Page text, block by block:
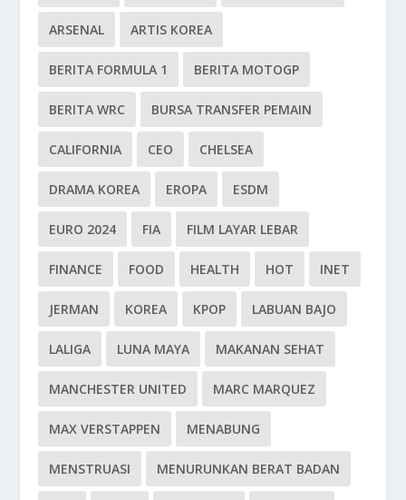
ARSENAL ARTIS KOREA
BERITA FORMULA 1 BERITA MOTOGP
BERITA WRC BURSA TRANSFER PEMAIN
CALIFORNIA CEO CHELSEA
DRAMA KOREA EROPA ESDM
EURO 2024 FIA FILM LAYAR LEBAR
FINANCE FOOD HEALTH HOT INET
JERMAN KOREA KPOP LABUAN BAJO
LALIGA LUNA MAYA MAKANAN SEHAT
MANCHESTER UNITED MARC MARQUEZ
MAX VERSTAPPEN MENABUNG
MENSTRUASI MENURUNKAN BERAT BADAN